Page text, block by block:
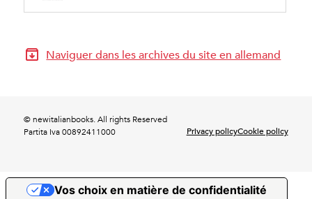
Naviguer dans les archives du site en allemand
© newitalianbooks. All rights Reserved
Partita Iva 00892411000
Privacy policyCookie policy
Vos choix en matière de confidentialité